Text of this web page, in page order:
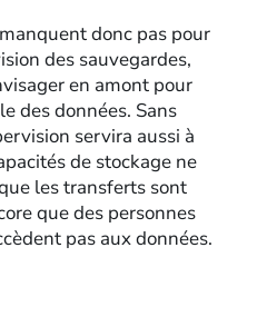
donc pas pour
des sauvegardes,
en amont pour
des données. Sans
servira aussi à
de stockage ne
les transferts sont
que des personnes
pas aux données.